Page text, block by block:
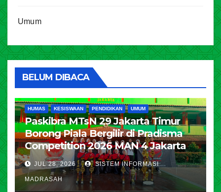
Umum
BELUM DIBACA
HUMAS KESISWAAN PENDIDIKAN UMUM
Paskibra MTsN 29 Jakarta Timur
Borong Piala Bergilir di Pradisma
Competition 2026 MAN 4 Jakarta
JUL 28, 2026 SISTEM INFORMASI
MADRASAH